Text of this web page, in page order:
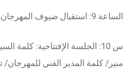
الساعة 9: استقبال ضيوف المهرجان.
س 10: الجلسة الإفتتاحية: كلمة
منير/ كلمة المدير الفني للمهرجان/